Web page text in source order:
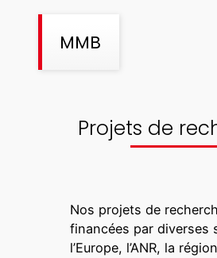
MMB
Projets de
Nos projets de
financées par diverses
l’Europe, l’ANR, la